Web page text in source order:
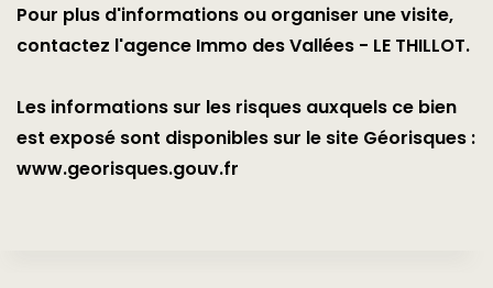
Pour plus d'informations ou organiser une visite,
contactez l'agence Immo des Vallées - LE THILLOT.
Les informations sur les risques auxquels ce bien
est exposé sont disponibles sur le site Géorisques :
www.georisques.gouv.fr